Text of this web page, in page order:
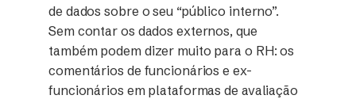
de dados sobre o seu “público interno”.
Sem contar os dados externos, que
também podem dizer muito para o RH: os
comentários de funcionários e ex-
funcionários em plataformas de avaliação